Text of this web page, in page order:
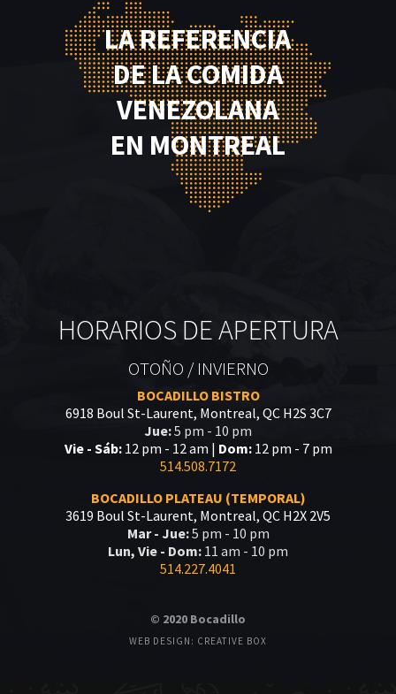
LA REFERENCIA
DE LA COMIDA
VENEZOLANA
EN MONTREAL
HORARIOS DE APERTURA
OTOÑO / INVIERNO
BOCADILLO BISTRO
6918 Boul St-Laurent, Montreal, QC H2S 3C7
Jue:5 pm - 10 pm
Vie - Sáb:12 pm - 12 am | Dom:12 pm - 7 pm
514.508.7172
BOCADILLO PLATEAU (TEMPORAL)
3619 Boul St-Laurent, Montreal, QC H2X 2V5
Mar - Jue:5 pm - 10 pm
Lun, Vie - Dom: 11 am - 10 pm
514.227.4041
© 2020 Bocadillo
WEB DESIGN: CREATIVE BOX